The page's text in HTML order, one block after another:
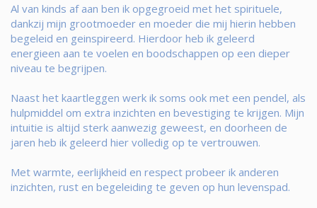
Al van kinds af aan ben ik opgegroeid met het spirituele,
dankzij mijn grootmoeder en moeder die mij hierin hebben
begeleid en geinspireerd. Hierdoor heb ik geleerd
energieen aan te voelen en boodschappen op een dieper
niveau te begrijpen.
Naast het kaartleggen werk ik soms ook met een pendel, als
hulpmiddel om extra inzichten en bevestiging te krijgen. Mijn
intuitie is altijd sterk aanwezig geweest, en doorheen de
jaren heb ik geleerd hier volledig op te vertrouwen.
Met warmte, eerlijkheid en respect probeer ik anderen
inzichten, rust en begeleiding te geven op hun levenspad.